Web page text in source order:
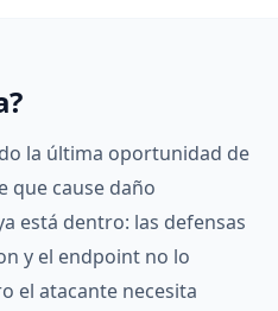
la última oportunidad de
que cause daño
está dentro: las defensas
y el endpoint no lo
el atacante necesita